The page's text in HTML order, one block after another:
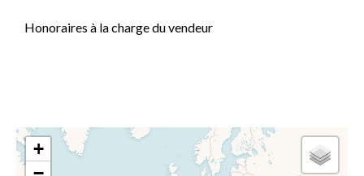
Honoraires à la charge du vendeur
+